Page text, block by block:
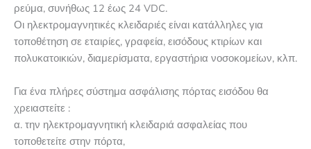
ρεύμα, συνήθως 12 έως 24 VDC.
Οι ηλεκτρομαγνητικές κλειδαριές είναι κατάλληλες για
τοποθέτηση σε εταιρίες, γραφεία, εισόδους κτιρίων και
πολυκατοικιών, διαμερίσματα, εργαστήρια νοσοκομείων, κλπ.
Για ένα πλήρες σύστημα ασφάλισης πόρτας εισόδου θα
χρειαστείτε :
α. την ηλεκτρομαγνητική κλειδαριά ασφαλείας που
τοποθετείτε στην πόρτα,